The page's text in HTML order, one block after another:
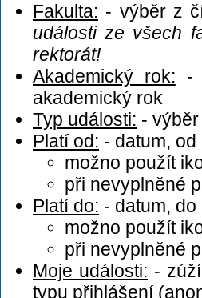
Fakulta: - výběr z
události ze všech
rektorát!
Akademický rok: -
akademický rok
Typ události: -
Platí od: - datum,
možno použít
při nevyplněné
Platí do: - datum,
možno použít
při nevyplněné
Moje události: -
typu přihlášení